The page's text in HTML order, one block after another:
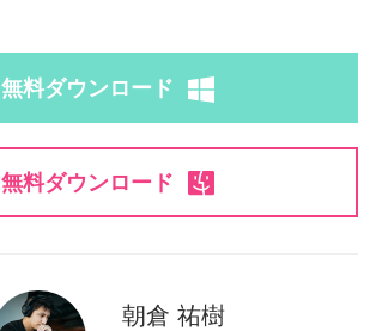
無料ダウンロード
無料ダウンロード
朝倉 祐樹